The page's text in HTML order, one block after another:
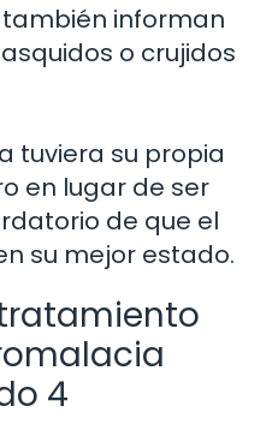
informan
o crujidos
tuviera su propia
en lugar de ser
de que el
su mejor estado.
4